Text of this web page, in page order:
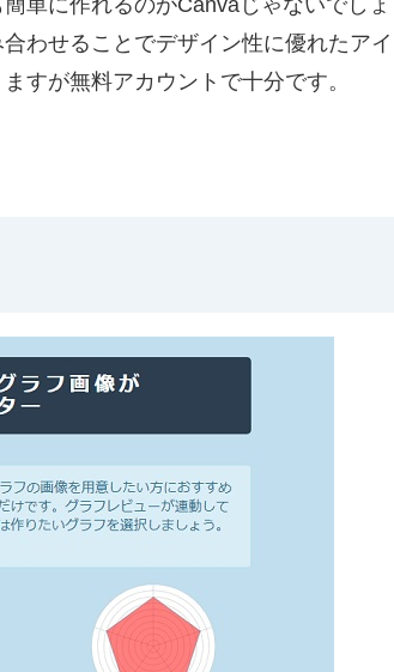
わせることでデザイン性に優れたア
すが無料アカウントで十分です。